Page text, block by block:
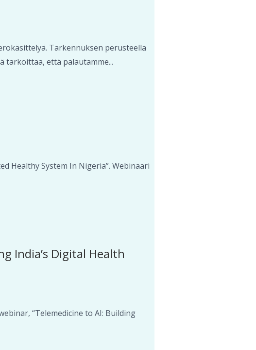
Tarkennuksen perusteella
tarkoittaa, että palautamme...
Healthy System In Nigeria”. Webinaari
India’s Digital Health
“Telemedicine to AI: Building